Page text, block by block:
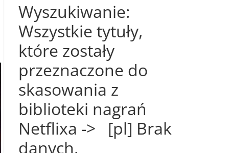
Wyszukiwanie:
Wszystkie tytuły,
które zostały
przeznaczone do
skasowania z
biblioteki nagrań
Netflixa -> [pl] Brak
danych.